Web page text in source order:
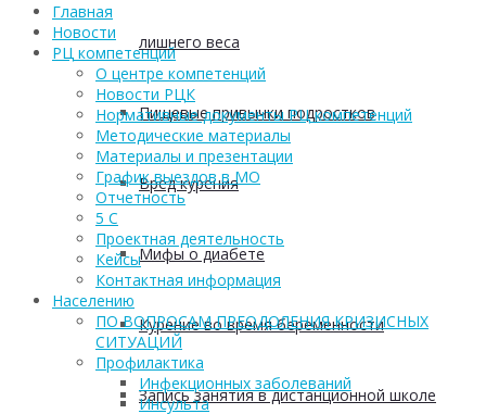
лишнего веса
Пищевые привычки подростков
Вред курения
Мифы о диабете
Курение во время беременности
Запись занятия в дистанционной школе
Главная
Новости
РЦ компетенций
О центре компетенций
Новости РЦК
Нормативные документы РЦ компетенций
Методические материалы
Материалы и презентации
График выездов в МО
Отчетность
5 С
Проектная деятельность
Кейсы
Контактная информация
Населению
ПО ВОПРОСАМ ПРЕОДОЛЕНИЯ КРИЗИСНЫХ
СИТУАЦИЙ
Профилактика
Инфекционных заболеваний
Инсульта